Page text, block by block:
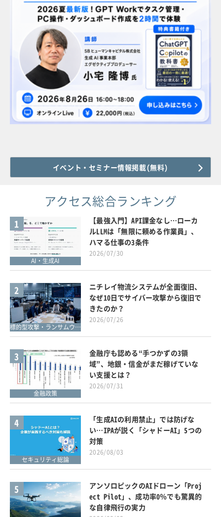
イベント・セミナー情報掲載(無料)
アクセス総合ランキング
1
AI・生成AI
【最強入門】API課金なし…ローカ
ルLLMは「無限に頼める作業員」、
ハマる仕事の3条件
2026/07/30
2
標的型攻撃・ランサムウェア対策
ニチレイ物流システムが全面復旧、
なぜ10日でサイバー攻撃から復旧で
きたのか？
2026/07/26
3
金融政策
金融庁も認める“手つかずの3領
域”、地銀・信金がまだ稼げていな
い支援とは？
2026/07/31
4
セキュリティ総論
「生成AIの利用禁止」では防げな
い…IPAが説く「シャドーAI」5つの
対策
2026/08/03
5
アンソロピックのAIドローン「Proj
ect Pilot」、成功率0％でも驚異的
な自律飛行の実力